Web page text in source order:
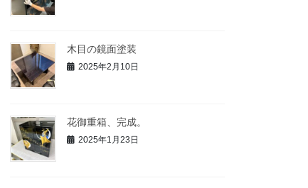
木目の鏡面塗装
2025年2月10日
花御重箱、完成。
2025年1月23日